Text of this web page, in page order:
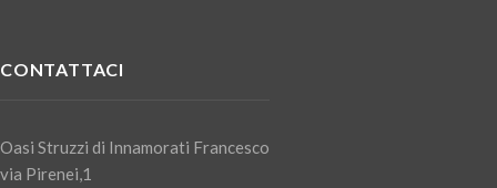
CONTATTACI
Oasi Struzzi di Innamorati Francesco
via Pirenei,1